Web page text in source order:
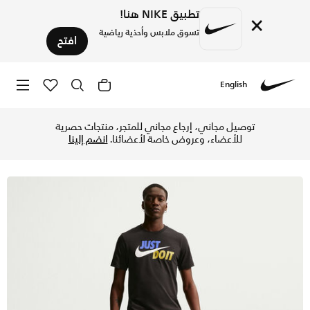
× تطبيق NIKE هنا!
تسوق ملابس وأحذية رياضية افتح
English
توصيل مجاني، إرجاع مجاني للمتجر، منتجات حصرية
للأعضاء، وعروض خاصة لأعضائنا.انضم إلينا